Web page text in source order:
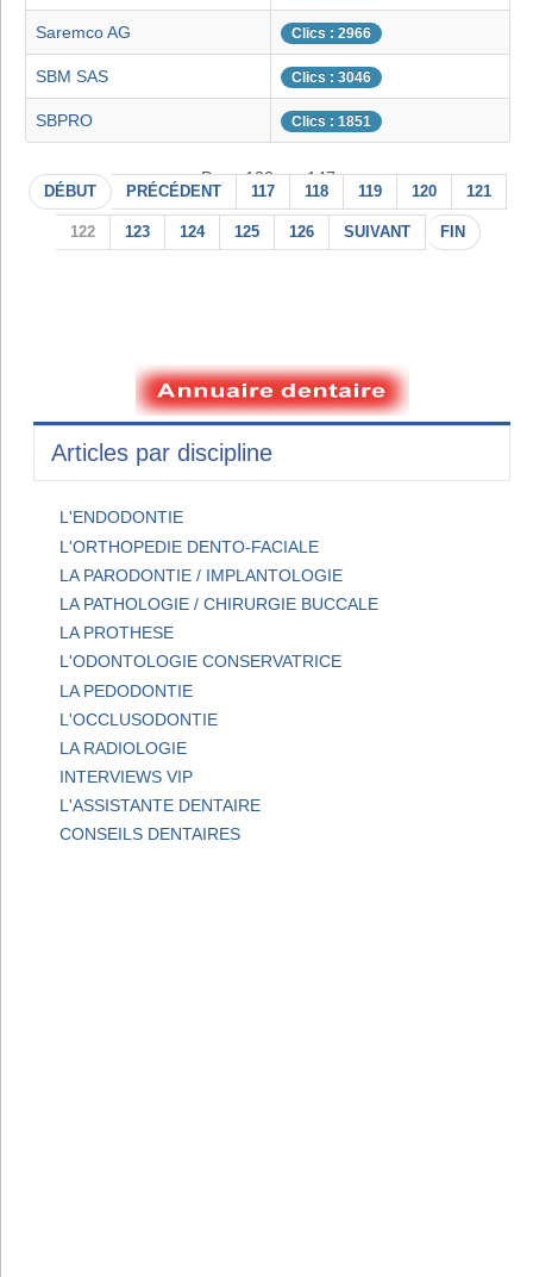
Saremco AG Clics : 2966
SBM SAS Clics : 3046
SBPRO Clics : 1851
Page 122 sur 147
DÉBUT PRÉCÉDENT 117 118 119 120 121
122 123 124 125 126 SUIVANT FIN
Articles par discipline
L'ENDODONTIE
L'ORTHOPEDIE DENTO-FACIALE
LA PARODONTIE / IMPLANTOLOGIE
LA PATHOLOGIE / CHIRURGIE BUCCALE
LA PROTHESE
L'ODONTOLOGIE CONSERVATRICE
LA PEDODONTIE
L'OCCLUSODONTIE
LA RADIOLOGIE
INTERVIEWS VIP
L'ASSISTANTE DENTAIRE
CONSEILS DENTAIRES